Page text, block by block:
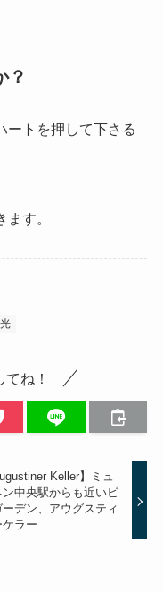
？
ートを押して下さる
す。
ね！
Keller】ミュ
ン中央駅からも近いビ
ーデン、アウグスティ
ラー